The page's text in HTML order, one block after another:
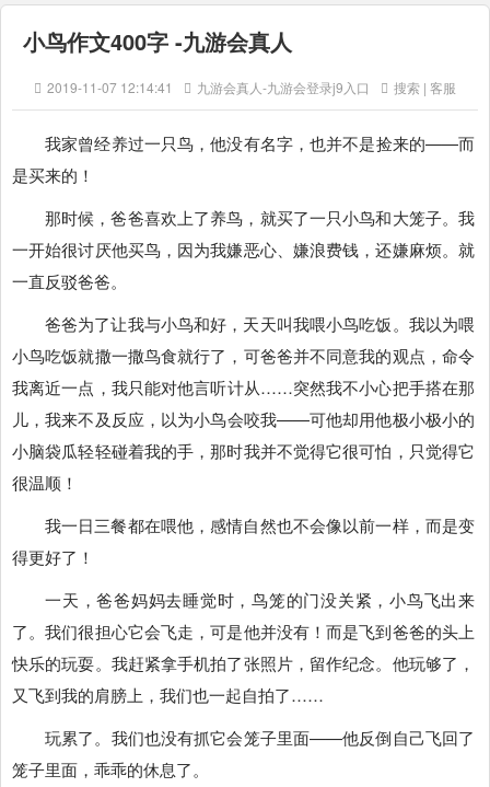
小鸟作文400字 -九游会真人
2019-11-07 12:14:41 九游会真人-九游会登录j9入口 搜索 | 客服
我家曾经养过一只鸟，他没有名字，也并不是捡来的——而
是买来的！
那时候，爸爸喜欢上了养鸟，就买了一只小鸟和大笼子。我
一开始很讨厌他买鸟，因为我嫌恶心、嫌浪费钱，还嫌麻烦。就
一直反驳爸爸。
爸爸为了让我与小鸟和好，天天叫我喂小鸟吃饭。我以为喂
小鸟吃饭就撒一撒鸟食就行了，可爸爸并不同意我的观点，命令
我离近一点，我只能对他言听计从……突然我不小心把手搭在那
儿，我来不及反应，以为小鸟会咬我——可他却用他极小极小的
小脑袋瓜轻轻碰着我的手，那时我并不觉得它很可怕，只觉得它
很温顺！
我一日三餐都在喂他，感情自然也不会像以前一样，而是变
得更好了！
一天，爸爸妈妈去睡觉时，鸟笼的门没关紧，小鸟飞出来
了。我们很担心它会飞走，可是他并没有！而是飞到爸爸的头上
快乐的玩耍。我赶紧拿手机拍了张照片，留作纪念。他玩够了，
又飞到我的肩膀上，我们也一起自拍了……
玩累了。我们也没有抓它会笼子里面——他反倒自己飞回了
笼子里面，乖乖的休息了。